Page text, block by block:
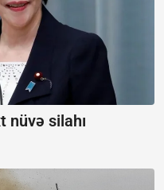
nüvə silahı